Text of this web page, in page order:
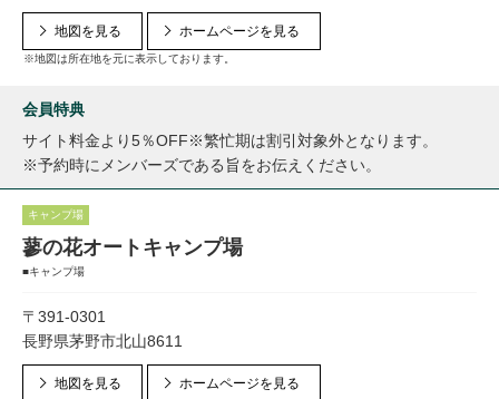
地図を見る
※地図は所在地を元に表示しております。
ホームページを見る
会員特典
サイト料金より5％OFF※繁忙期は割引対象外となります。
※予約時にメンバーズである旨をお伝えください。
キャンプ場
蓼の花オートキャンプ場
■キャンプ場
〒391-0301
長野県茅野市北山8611
地図を見る ホームページを見る